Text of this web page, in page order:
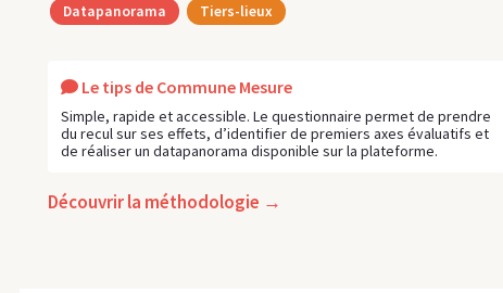
Datapanorama Tiers-lieux
Le tips de Commune Mesure
Simple, rapide et accessible. Le questionnaire permet de prendre
du recul sur ses effets, d’identifier de premiers axes évaluatifs et
de réaliser un datapanorama disponible sur la plateforme.
Découvrir la méthodologie →